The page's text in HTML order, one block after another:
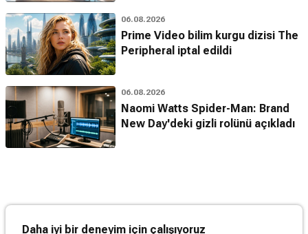
06.08.2026
Prime Video bilim kurgu dizisi The
Peripheral iptal edildi
06.08.2026
Naomi Watts Spider-Man: Brand
New Day'deki gizli rolünü açıkladı
Daha iyi bir deneyim için çalışıyoruz